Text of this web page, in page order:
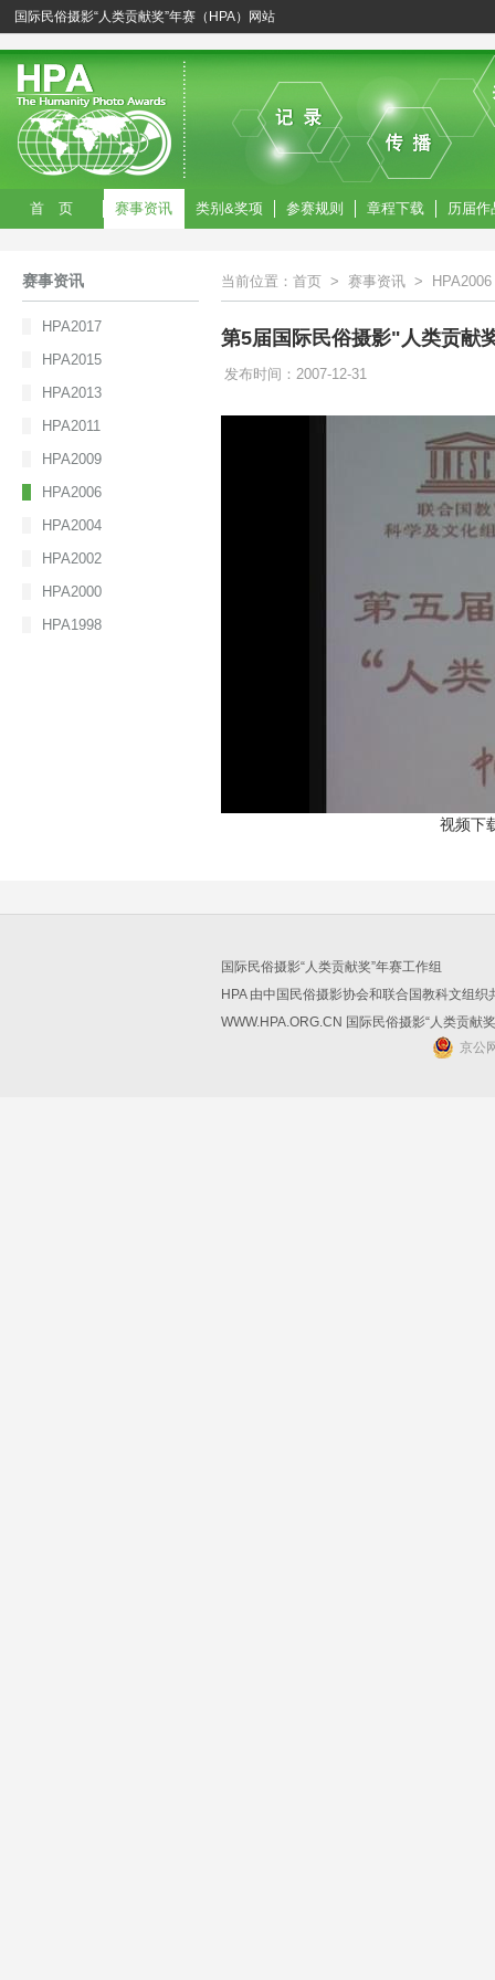
国际民俗摄影“人类贡献奖”年赛（HPA）网站
首 页 赛事资讯 类别&奖项 参赛规则 章程下载 历届作
赛事资讯
HPA2017
HPA2015
HPA2013
HPA2011
HPA2009
HPA2006
HPA2004
HPA2002
HPA2000
HPA1998
当前位置： 首页 > 赛事资讯 > HPA2006
第5届国际民俗摄影"人类贡献
发布时间：2007-12-31
视频下
国际民俗摄影“人类贡献奖”年赛工作组
HPA 由中国民俗摄影协会和联合国教科文组
WWW.HPA.ORG.CN 国际民俗摄影“人类贡献
京公